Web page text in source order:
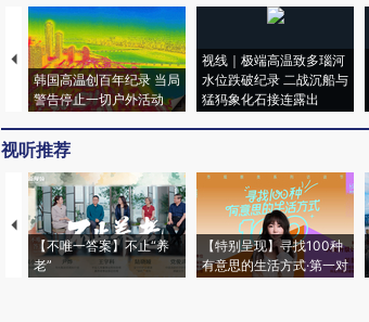
韩国高温创百年纪录 当局
警告停止一切户外活动
视线｜极端高温致多瑙河
水位跌破纪录 二战沉船与
猛犸象化石接连露出
视听推荐
【不唯一答案】不止“养
老”
【特别呈现】寻找100种
有意思的生活方式·第一对